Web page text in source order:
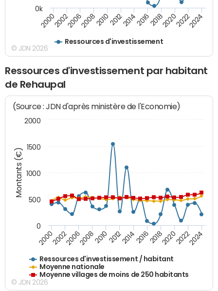
Ressources d'investissement
200020022006200820102012201420162018202020222024
0k
© JDN 2026
Ressources d'investissement par habitant
de Rehaupal
Montants (€)
(Source : JDN d'après ministère de l'Economie)
Ressources d'investissement / habitant
Moyenne nationale
Moyenne villages de moins de 250 habitants
200020022006200820102012201420162018202020222024
0
500
1000
1500
2000
© JDN 2026